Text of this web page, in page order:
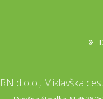
d.o.o., Miklavška